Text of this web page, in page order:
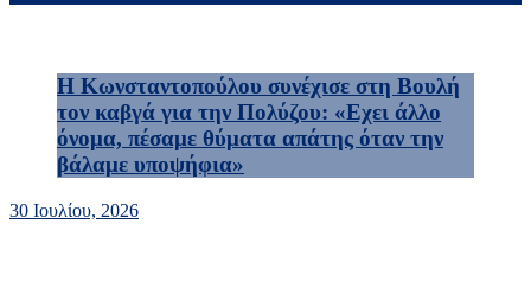
Η Κωνσταντοπούλου συνέχισε στη Βουλή
τον καβγά για την Πολύζου: «Εχει άλλο
όνομα, πέσαμε θύματα απάτης όταν την
βάλαμε υποψήφια»
30 Ιουλίου, 2026